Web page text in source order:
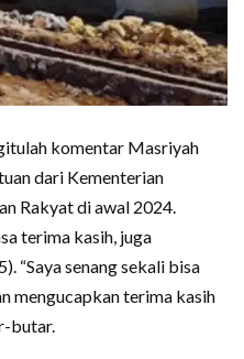
komentar Masriyah
dari Kementerian
Rakyat di awal 2024.
terima kasih, juga
“Saya senang sekali bisa
mengucapkan terima kasih
butar.